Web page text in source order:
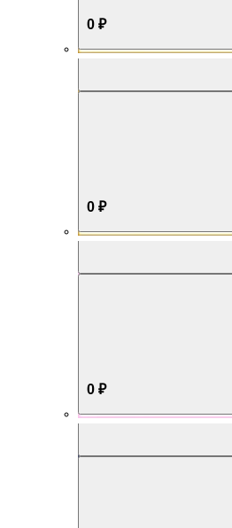
0 ₽
0 ₽
0 ₽